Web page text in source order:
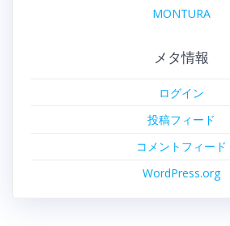
MONTURA
メタ情報
ログイン
投稿フィード
コメントフィード
WordPress.org